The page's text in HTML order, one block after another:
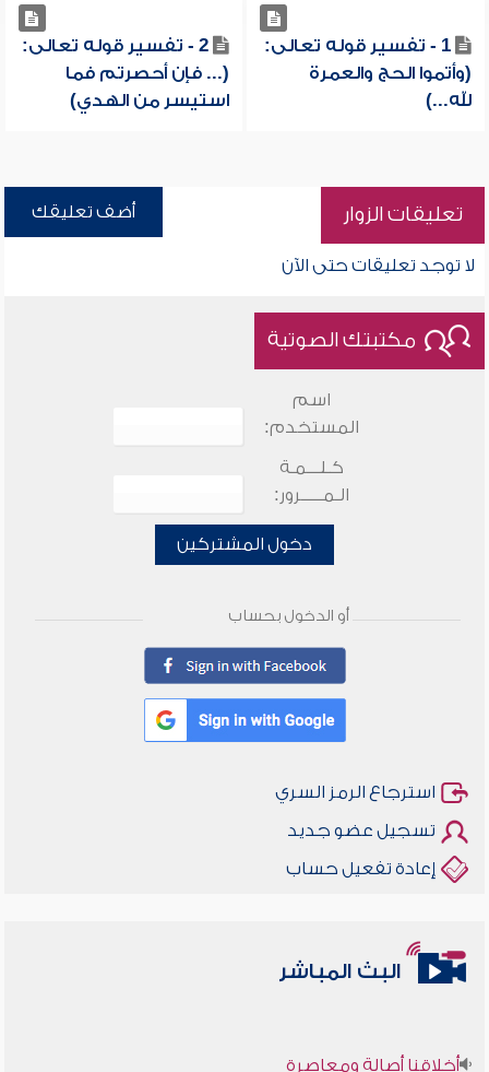
1 - تفسير قوله تعالى:
(وأتموا الحج والعمرة
لله...)
2 - تفسير قوله تعالى:
(... فإن أحصرتم فما
استيسر من الهدي)
تعليقات الزوار أضف تعليقك
لا توجد تعليقات حتى الآن
مكتبتك الصوتية
اسم
المستخدم:
كـلـــمـة
الـمـــــرور:
دخول المشتركين
أو الدخول بحساب
استرجاع الرمز السري
تسجيل عضو جديد
إعادة تفعيل حساب
البث المباشر
أخلاقنا أصالة ومعاصرة